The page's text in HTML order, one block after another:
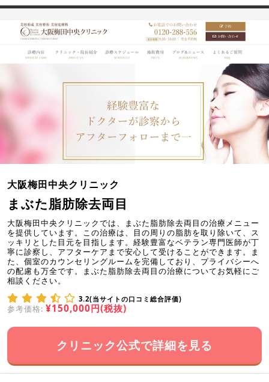
大阪梅田中央クリニック
まぶた脂肪除去両目
大阪梅田中央クリニックでは、まぶた脂肪除去両目の治療メニュー
を提供しています。この治療は、目の周りの脂肪を取り除いて、ス
ッキリとした目元を目指します。経験豊富なベテラン専門医師が丁
寧に診察し、アフターケアまで安心して受けることができます。ま
た、個室のカウンセリングルームを完備しており、プライバシーへ
の配慮も万全です。まぶた脂肪除去両目の治療についてお気軽にご
相談ください。
3.2(当サイトの口コミ総合評価)
参考価格: ¥150,000円(税抜)
クリニック公式で詳細を見る